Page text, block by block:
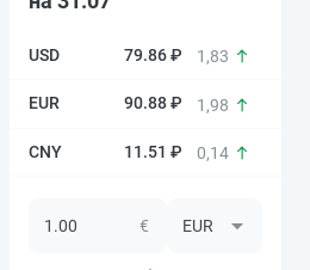
79.86 ₽ 1,83
90.88 ₽ 1,98
11.51 ₽ 0,14
€